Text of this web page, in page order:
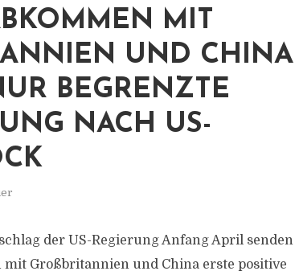
MIT
UND CHINA B
BEGRENZTE E
NACH US-Z
der US-Regierung Anfang April senden
mit Großbritannien und China erste positive